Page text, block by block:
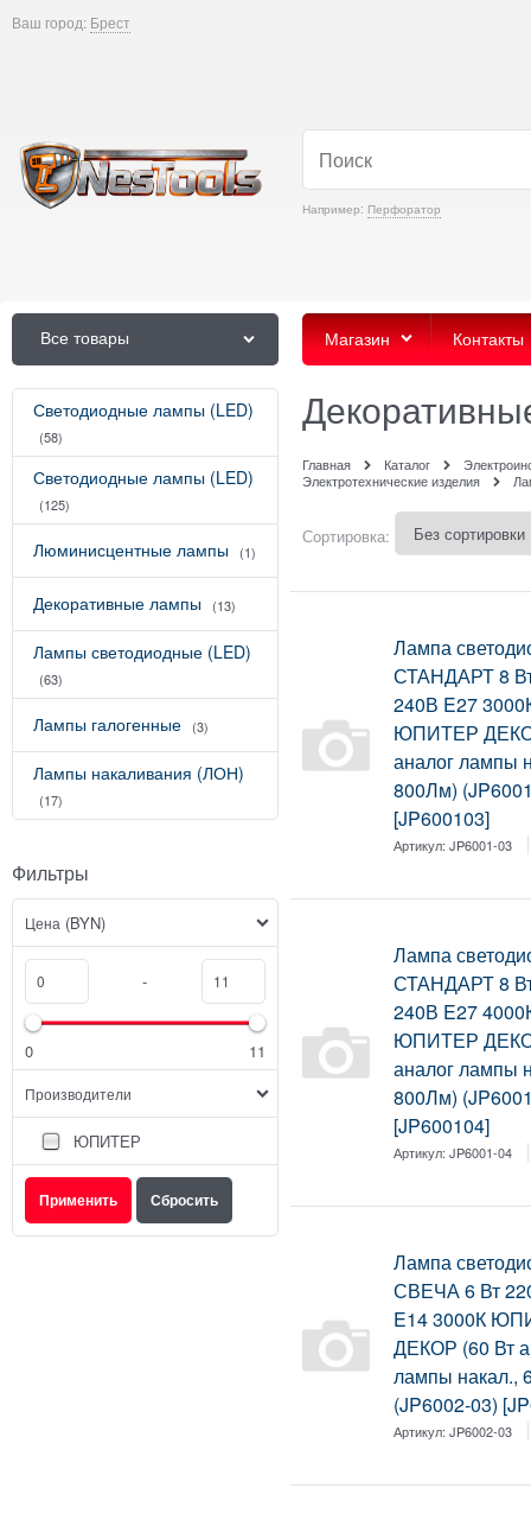
Ваш город: Брест
Например: Перфоратор
Все товары Магазин Контакты
Светодиодные лампы (LED)
(58)
Светодиодные лампы (LED)
(125)
Люминисцентные лампы (1)
Декоративные лампы (13)
Лампы светодиодные (LED)
(63)
Лампы галогенные (3)
Лампы накаливания (ЛОН)
(17)
Фильтры
Цена (BYN)
-
0 11
Производители
ЮПИТЕР
Главная Каталог
Электротехнические изделия
Сортировка:
Лампа
СТАНДАРТ 8
240В E27
ЮПИТЕР
аналог лампы
800Лм)
[JP600103]
Артикул:JP6001-03
Лампа
СТАНДАРТ 8
240В E27
ЮПИТЕР
аналог лампы
800Лм)
[JP600104]
Артикул:JP6001-04
Лампа
СВЕЧА 6 Вт
E14 3000К
ДЕКОР (60 Вт
лампы накал.,
(JP6002-03)
Артикул:JP6002-03